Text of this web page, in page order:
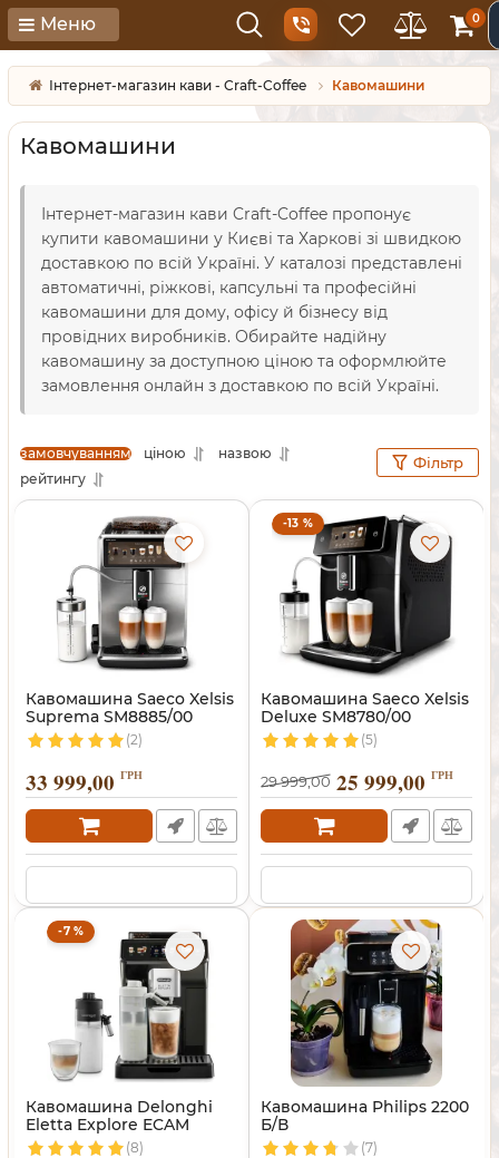
Меню 0
Інтернет-магазин кави - Craft-Coffee Кавомашини
Кавомашини
Інтернет-магазин кави Craft-Coffee пропонує
купити кавомашини у Києві та Харкові зі швидкою
доставкою по всій Україні. У каталозі представлені
автоматичні, ріжкові, капсульні та професійні
кавомашини для дому, офісу й бізнесу від
провідних виробників. Обирайте надійну
кавомашину за доступною ціною та оформлюйте
замовлення онлайн з доставкою по всій Україні.
замовчуванням ціною
назвою
рейтингу
Фільтр
Кавомашина Saeco Xelsis
Suprema SM8885/00
(2)
33 999,00 ГРН
-13 %
Кавомашина Saeco Xelsis
Deluxe SM8780/00
(5)
29 999,00 25 999,00 ГРН
-7 %
Кавомашина Delonghi
Eletta Explore ECAM
450.65.G
(8)
Кавомашина Philips 2200
Б/В
(7)